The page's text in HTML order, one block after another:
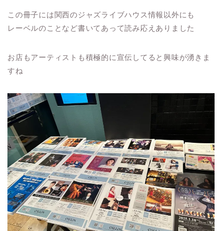
この冊子には関西のジャズライブハウス情報以外にも
レーベルのことなど書いてあって読み応えありました
お店もアーティストも積極的に宣伝してると興味が湧きま
すね